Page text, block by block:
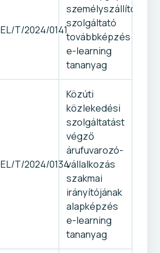
EL/T/2024/0141
személyszállító
szolgáltató
továbbképzés
e-learning
tananyag
EL/T/2024/0134
Közúti
közlekedési
szolgáltatást
végző
árufuvarozó-
vállalkozás
szakmai
irányítójának
alapképzés
e-learning
tananyag